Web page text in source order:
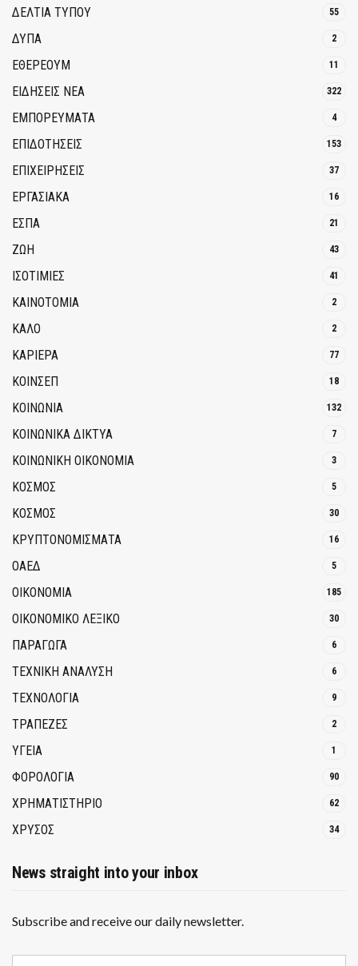
ΔΕΛΤΙΑ ΤΥΠΟΥ 55
ΔΥΠΑ 2
ΕΘΈΡΕΟΥΜ 11
ΕΙΔΗΣΕΙΣ ΝΕΑ 322
ΕΜΠΟΡΕΥΜΑΤΑ 4
ΕΠΙΔΟΤΗΣΕΙΣ 153
ΕΠΙΧΕΙΡΗΣΕΙΣ 37
ΕΡΓΑΣΙΑΚΑ 16
ΕΣΠΑ 21
ΖΩΗ 43
ΙΣΟΤΙΜΙΕΣ 41
ΚΑΙΝΟΤΟΜΊΑ 2
ΚΑΛΟ 2
ΚΑΡΙΕΡΑ 77
ΚΟΙΝΣΕΠ 18
ΚΟΙΝΩΝΙΑ 132
ΚΟΙΝΩΝΙΚΆ ΔΊΚΤΥΑ 7
ΚΟΙΝΩΝΙΚΉ ΟΙΚΟΝΟΜΊΑ 3
ΚΟΣΜΟΣ 5
ΚΟΣΜΟΣ 30
ΚΡΥΠΤΟΝΟΜΊΣΜΑΤΑ 16
ΟΑΕΔ 5
ΟΙΚΟΝΟΜΙΑ 185
ΟΙΚΟΝΟΜΙΚΟ ΛΕΞΙΚΟ 30
ΠΑΡΑΓΩΓΑ 6
ΤΕΧΝΙΚΗ ΑΝΑΛΥΣΗ 6
ΤΕΧΝΟΛΟΓΙΑ 9
ΤΡΆΠΕΖΕΣ 2
ΥΓΕΙΑ 1
ΦΟΡΟΛΟΓΙΑ 90
ΧΡΗΜΑΤΙΣΤΗΡΙΟ 62
ΧΡΥΣΟΣ 34
News straight into your inbox
Subscribe and receive our daily newsletter.